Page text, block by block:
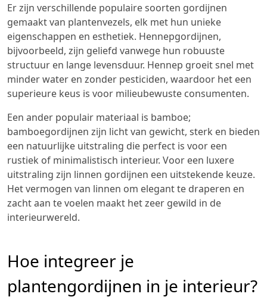
Er zijn verschillende populaire soorten gordijnen
gemaakt van plantenvezels, elk met hun unieke
eigenschappen en esthetiek. Hennepgordijnen,
bijvoorbeeld, zijn geliefd vanwege hun robuuste
structuur en lange levensduur. Hennep groeit snel met
minder water en zonder pesticiden, waardoor het een
superieure keus is voor milieubewuste consumenten.
Een ander populair materiaal is bamboe;
bamboegordijnen zijn licht van gewicht, sterk en bieden
een natuurlijke uitstraling die perfect is voor een
rustiek of minimalistisch interieur. Voor een luxere
uitstraling zijn linnen gordijnen een uitstekende keuze.
Het vermogen van linnen om elegant te draperen en
zacht aan te voelen maakt het zeer gewild in de
interieurwereld.
Hoe integreer je
plantengordijnen in je interieur?